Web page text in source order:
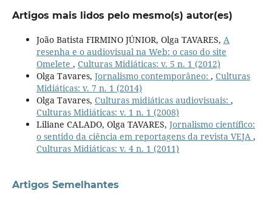
Artigos mais lidos pelo mesmo(s) autor(es)
João Batista FIRMINO JÚNIOR, Olga TAVARES, A
resenha e o audiovisual na Web: o caso do site
Omelete , Culturas Midiáticas: v. 5 n. 1 (2012)
Olga Tavares, Jornalismo contemporâneo: , Culturas
Midiáticas: v. 7 n. 1 (2014)
Olga Tavares, Culturas midiáticas audiovisuais: ,
Culturas Midiáticas: v. 1 n. 1 (2008)
Liliane CALADO, Olga TAVARES, Jornalismo científico:
o sentido da ciência em reportagens da revista VEJA ,
Culturas Midiáticas: v. 4 n. 1 (2011)
Artigos Semelhantes